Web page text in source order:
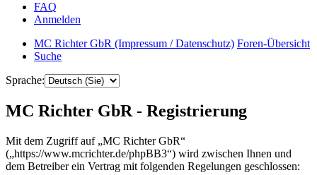
FAQ
Anmelden
MC Richter GbR (Impressum / Datenschutz) Foren-Übersicht
Suche
Sprache:
MC Richter GbR - Registrierung
Mit dem Zugriff auf „MC Richter GbR“
(„https://www.mcrichter.de/phpBB3“) wird zwischen Ihnen und
dem Betreiber ein Vertrag mit folgenden Regelungen geschlossen: